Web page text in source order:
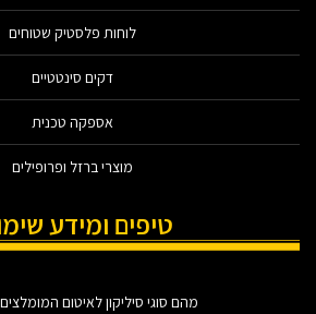
לוחות פלסטיק שטוחים
דקים סינטטיים
אספקה טכנית
מוצרי ברזל ופרופילים
טיפים ומידע
מהם סוגי סיליקון לאיטום